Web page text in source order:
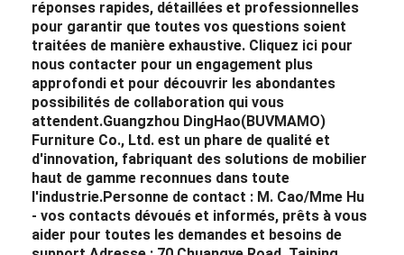
réponses rapides, détaillées et professionnelles
pour garantir que toutes vos questions soient
traitées de manière exhaustive. Cliquez ici pour
nous contacter pour un engagement plus
approfondi et pour découvrir les abondantes
possibilités de collaboration qui vous
attendent.Guangzhou DingHao(BUVMAMO)
Furniture Co., Ltd. est un phare de qualité et
d'innovation, fabriquant des solutions de mobilier
haut de gamme reconnues dans toute
l'industrie.Personne de contact : M. Cao/Mme Hu
- vos contacts dévoués et informés, prêts à vous
aider pour toutes les demandes et besoins de